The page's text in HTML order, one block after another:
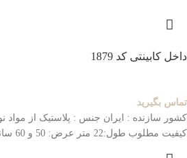
داخل کابینتی کد 1879
تماس بگیرید
کشور سازنده : ایران جنس : پلاستیک از مواد
کیفیت مطلوب طول:22 متر عرض: 50 و 60 سانتی متر